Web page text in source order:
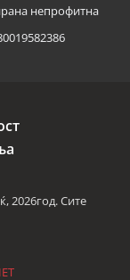
непрофитна
2026год. Сите